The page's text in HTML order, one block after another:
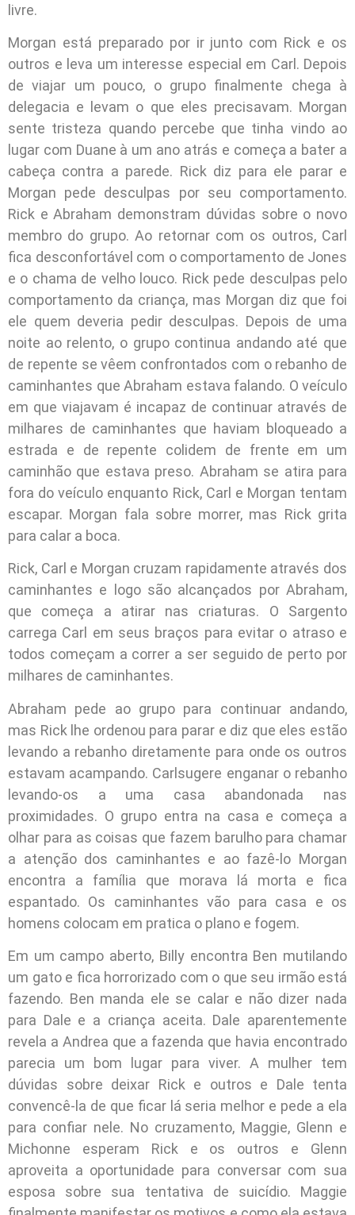
livre.
Morgan está preparado por ir junto com Rick e os
outros e leva um interesse especial em Carl. Depois
de viajar um pouco, o grupo finalmente chega à
delegacia e levam o que eles precisavam. Morgan
sente tristeza quando percebe que tinha vindo ao
lugar com Duane à um ano atrás e começa a bater a
cabeça contra a parede. Rick diz para ele parar e
Morgan pede desculpas por seu comportamento.
Rick e Abraham demonstram dúvidas sobre o novo
membro do grupo. Ao retornar com os outros, Carl
fica desconfortável com o comportamento de Jones
e o chama de velho louco. Rick pede desculpas pelo
comportamento da criança, mas Morgan diz que foi
ele quem deveria pedir desculpas. Depois de uma
noite ao relento, o grupo continua andando até que
de repente se vêem confrontados com o rebanho de
caminhantes que Abraham estava falando. O veículo
em que viajavam é incapaz de continuar através de
milhares de caminhantes que haviam bloqueado a
estrada e de repente colidem de frente em um
caminhão que estava preso. Abraham se atira para
fora do veículo enquanto Rick, Carl e Morgan tentam
escapar. Morgan fala sobre morrer, mas Rick grita
para calar a boca.
Rick, Carl e Morgan cruzam rapidamente através dos
caminhantes e logo são alcançados por Abraham,
que começa a atirar nas criaturas. O Sargento
carrega Carl em seus braços para evitar o atraso e
todos começam a correr a ser seguido de perto por
milhares de caminhantes.
Abraham pede ao grupo para continuar andando,
mas Rick lhe ordenou para parar e diz que eles estão
levando a rebanho diretamente para onde os outros
estavam acampando. Carlsugere enganar o rebanho
levando-os a uma casa abandonada nas
proximidades. O grupo entra na casa e começa a
olhar para as coisas que fazem barulho para chamar
a atenção dos caminhantes e ao fazê-lo Morgan
encontra a família que morava lá morta e fica
espantado. Os caminhantes vão para casa e os
homens colocam em pratica o plano e fogem.
Em um campo aberto, Billy encontra Ben mutilando
um gato e fica horrorizado com o que seu irmão está
fazendo. Ben manda ele se calar e não dizer nada
para Dale e a criança aceita. Dale aparentemente
revela a Andrea que a fazenda que havia encontrado
parecia um bom lugar para viver. A mulher tem
dúvidas sobre deixar Rick e outros e Dale tenta
convencê-la de que ficar lá seria melhor e pede a ela
para confiar nele. No cruzamento, Maggie, Glenn e
Michonne esperam Rick e os outros e Glenn
aproveita a oportunidade para conversar com sua
esposa sobre sua tentativa de suicídio. Maggie